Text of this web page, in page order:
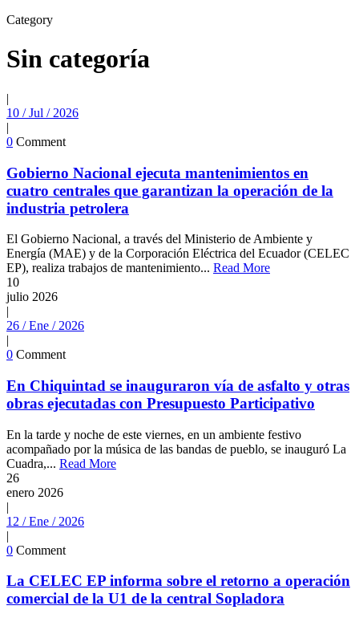
Category
Sin categoría
|
10 / Jul / 2026
|
0 Comment
Gobierno Nacional ejecuta mantenimientos en
cuatro centrales que garantizan la operación de la
industria petrolera
El Gobierno Nacional, a través del Ministerio de Ambiente y
Energía (MAE) y de la Corporación Eléctrica del Ecuador (CELEC
EP), realiza trabajos de mantenimiento... Read More
10
julio 2026
|
26 / Ene / 2026
|
0 Comment
En Chiquintad se inauguraron vía de asfalto y otras
obras ejecutadas con Presupuesto Participativo
En la tarde y noche de este viernes, en un ambiente festivo
acompañado por la música de las bandas de pueblo, se inauguró La
Cuadra,... Read More
26
enero 2026
|
12 / Ene / 2026
|
0 Comment
La CELEC EP informa sobre el retorno a operación
comercial de la U1 de la central Sopladora